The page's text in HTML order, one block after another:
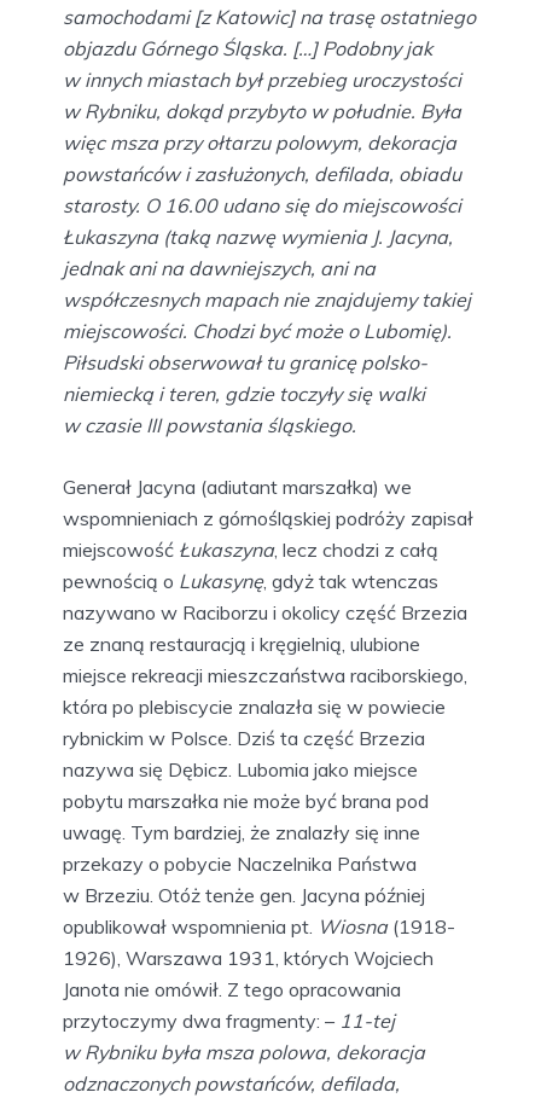
samochodami [z Katowic] na trasę ostatniego
objazdu Górnego Śląska. […] Podobny jak
w innych miastach był przebieg uroczystości
w Rybniku, dokąd przybyto w południe. Była
więc msza przy ołtarzu polowym, dekoracja
powstańców i zasłużonych, defilada, obiadu
starosty. O 16.00 udano się do miejscowości
Łukaszyna (taką nazwę wymienia J. Jacyna,
jednak ani na dawniejszych, ani na
współczesnych mapach nie znajdujemy takiej
miejscowości. Chodzi być może o Lubomię).
Piłsudski obserwował tu granicę polsko-
niemiecką i teren, gdzie toczyły się walki
w czasie III powstania śląskiego.
Generał Jacyna (adiutant marszałka) we
wspomnieniach z górnośląskiej podróży zapisał
miejscowość Łukaszyna, lecz chodzi z całą
pewnością o Lukasynę, gdyż tak wtenczas
nazywano w Raciborzu i okolicy część Brzezia
ze znaną restauracją i kręgielnią, ulubione
miejsce rekreacji mieszczaństwa raciborskiego,
która po plebiscycie znalazła się w powiecie
rybnickim w Polsce. Dziś ta część Brzezia
nazywa się Dębicz. Lubomia jako miejsce
pobytu marszałka nie może być brana pod
uwagę. Tym bardziej, że znalazły się inne
przekazy o pobycie Naczelnika Państwa
w Brzeziu. Otóż tenże gen. Jacyna później
opublikował wspomnienia pt. Wiosna(1918-
1926), Warszawa 1931, których Wojciech
Janota nie omówił. Z tego opracowania
przytoczymy dwa fragmenty: – 11-tej
w Rybniku była msza polowa, dekoracja
odznaczonych powstańców, defilada,